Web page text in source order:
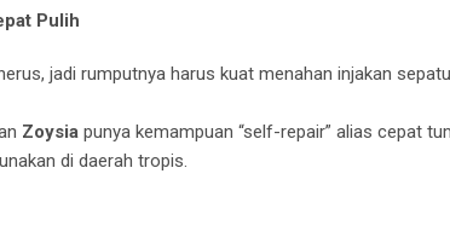
Pulih
jadi rumputnya harus kuat menahan injakan
Zoysia punya kemampuan “self-repair” alias cepat
di daerah tropis.